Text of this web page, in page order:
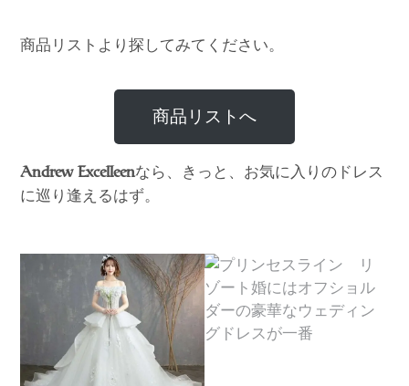
商品リストより探してみてください。
商品リストへ
Andrew Excelleenなら、きっと、お気に入りのドレス
に巡り逢えるはず。